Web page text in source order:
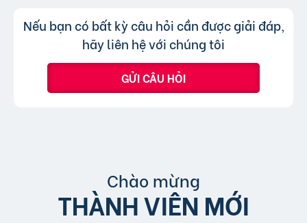
bài đăng.
Trả lời:
Không, trang web chỉ chấp nhận các
tin đăng sử dụng tiếng Việt có dấu.
Nếu bạn có bất kỳ câu hỏi cần được giải đáp,
hãy liên hệ với chúng tôi
GỬI CÂU HỎI
Chào mừng
THÀNH VIÊN MỚI